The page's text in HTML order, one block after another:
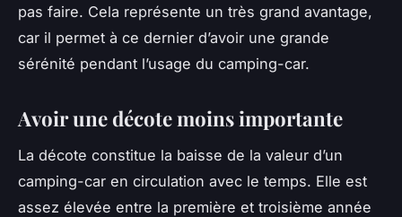
pas faire. Cela représente un très grand avantage,
car il permet à ce dernier d’avoir une grande
sérénité pendant l’usage du camping-car.
Avoir une décote moins importante
La décote constitue la baisse de la valeur d’un
camping-car en circulation avec le temps. Elle est
assez élevée entre la première et troisième année